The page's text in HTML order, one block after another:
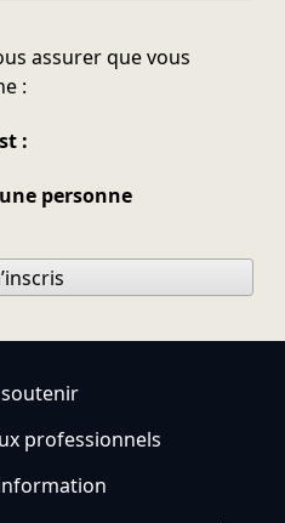
assurer que vous
:
:
une personne
professionnels